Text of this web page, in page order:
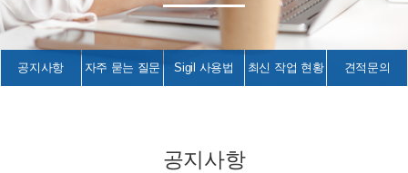
공지사항 자주 묻는 질문 Sigil 사용법 최신 작업 현황 견적문의
공지사항